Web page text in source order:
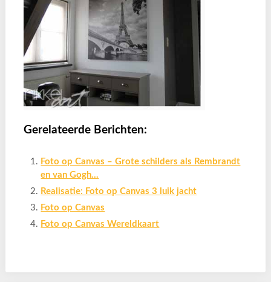
Gerelateerde Berichten:
Foto op Canvas – Grote schilders als Rembrandt
en van Gogh…
Realisatie: Foto op Canvas 3 luik jacht
Foto op Canvas
Foto op Canvas Wereldkaart